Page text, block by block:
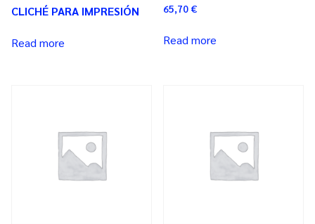
CLICHÉ PARA IMPRESIÓN
Read more
65,70 €
Read more